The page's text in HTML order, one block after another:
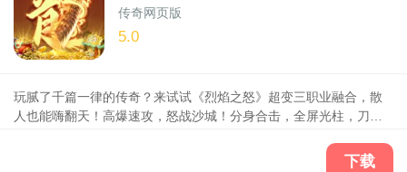
传奇网页版
5.0
玩腻了千篇一律的传奇？来试试《烈焰之怒》超变三职业融合，散
人也能嗨翻天！高爆速攻，怒战沙城！分身合击，全屏光柱，刀刀
送真充，打金赚钱永不停！新服火爆开启，合服超快，让你一直打
下载